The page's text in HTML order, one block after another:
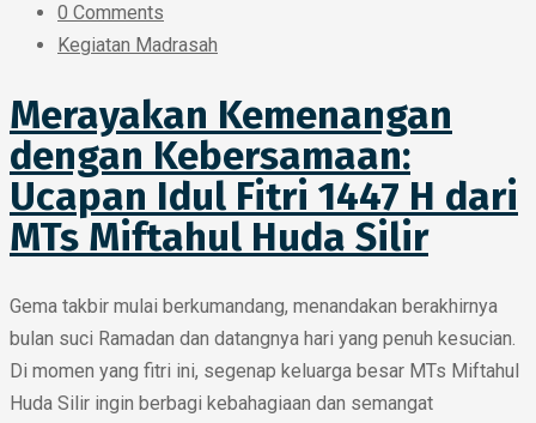
0 Comments
Kegiatan Madrasah
Merayakan Kemenangan
dengan Kebersamaan:
Ucapan Idul Fitri 1447 H dari
MTs Miftahul Huda Silir
Gema takbir mulai berkumandang, menandakan berakhirnya
bulan suci Ramadan dan datangnya hari yang penuh kesucian.
Di momen yang fitri ini, segenap keluarga besar MTs Miftahul
Huda Silir ingin berbagi kebahagiaan dan semangat